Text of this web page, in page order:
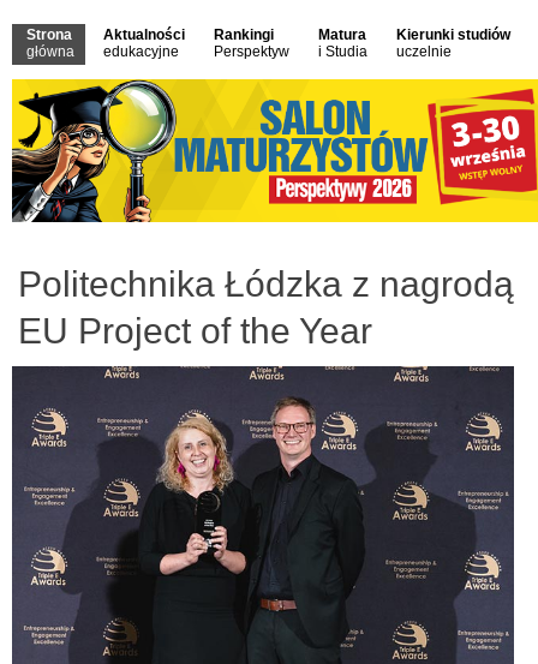
Strona
główna
Aktualności
edukacyjne
Rankingi
Perspektyw
Matura
i Studia
Kierunki studiów
uczelnie
Politechnika Łódzka z nagrodą
EU Project of the Year